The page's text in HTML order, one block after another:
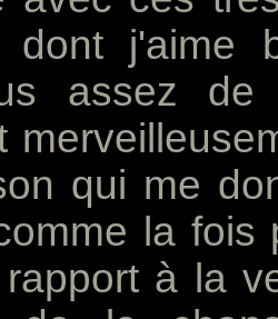
dont
assez
qui me
la fois
à la